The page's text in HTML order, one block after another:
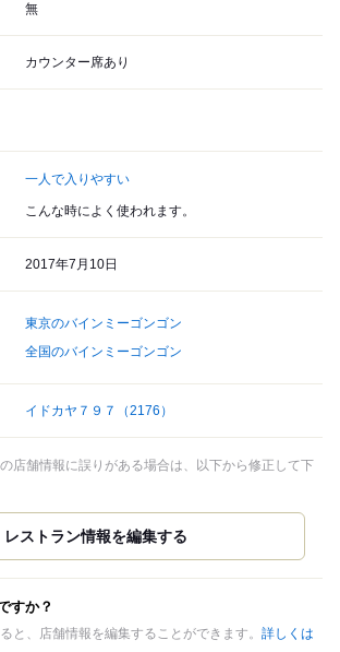
無
カウンター席あり
一人で入りやすい
こんな時によく使われます。
2017年7月10日
東京のバインミーゴンゴン
全国のバインミーゴンゴン
イドカヤ７９７ （2176）
店舗情報に誤りがある場合は、以下から修正して下
すか？
と、店舗情報を編集することができます。 詳しくは